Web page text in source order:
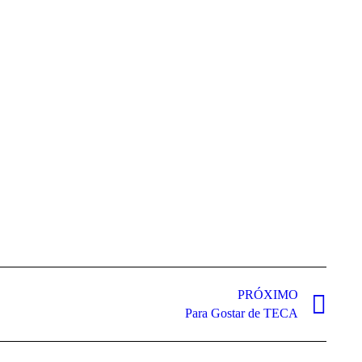
PRÓXIMO
Para Gostar de TECA